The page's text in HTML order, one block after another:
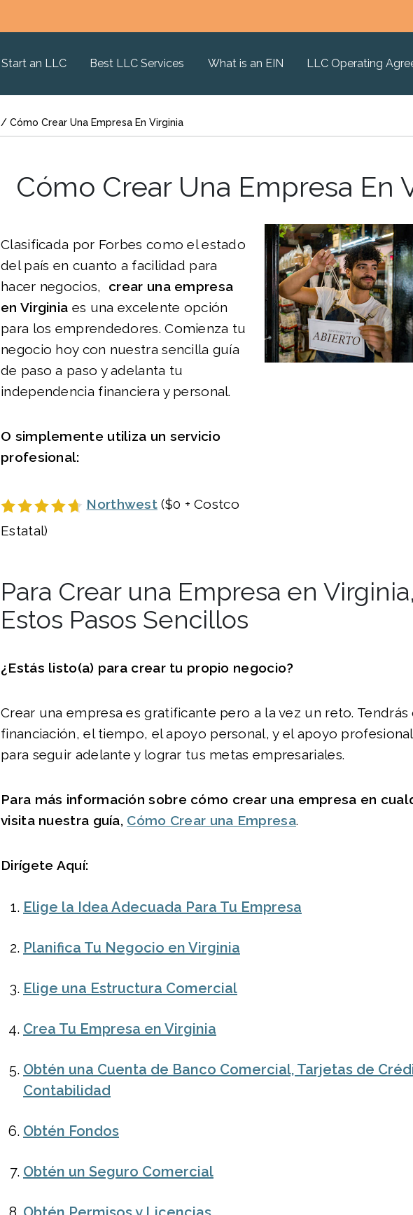
Start an LLC Best LLC Services What is an EIN LLC Operating
/ Cómo Crear Una Empresa En Virginia
Cómo Crear Una Empresa En
Clasificada por Forbes como el estado
del país en cuanto a facilidad para
hacer negocios, crear una empresa
en Virginia es una excelente opción
para los emprendedores. Comienza tu
negocio hoy con nuestra sencilla guía
de paso a paso y adelanta tu
independencia financiera y personal.
O simplemente utiliza un servicio
profesional:
Northwest ($0 + Costco
Estatal)
Para Crear una Empresa en
Estos Pasos Sencillos
¿Estás listo(a) para crear tu propio negocio?
Crear una empresa es gratificante pero a la vez un reto. Tendrás
financiación, el tiempo, el apoyo personal, y el apoyo
para seguir adelante y lograr tus metas empresariales.
Para más información sobre cómo crear una empresa en
visita nuestra guía, Cómo Crear una Empresa.
Dirígete Aquí:
Elige la Idea Adecuada Para Tu Empresa
Planifica Tu Negocio en Virginia
Elige una Estructura Comercial
Crea Tu Empresa en Virginia
Obtén una Cuenta de Banco Comercial, Tarjetas de
Contabilidad
Obtén Fondos
Obtén un Seguro Comercial